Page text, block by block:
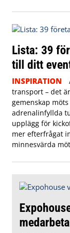
Lista: 39
till ditt
INSPIRATION
transport – det
gemenskap
adrenalinfyllda
upplägg för
mer efterfrågat
minnesvärda